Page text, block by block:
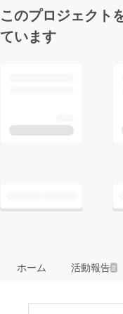
このプロジェクト
ています
ホーム 活動報告2